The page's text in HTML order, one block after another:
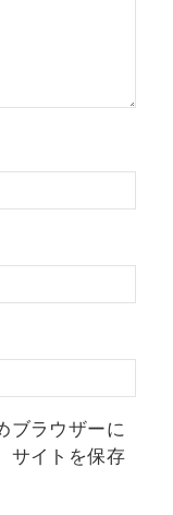
ブラウザーに
サイトを保存